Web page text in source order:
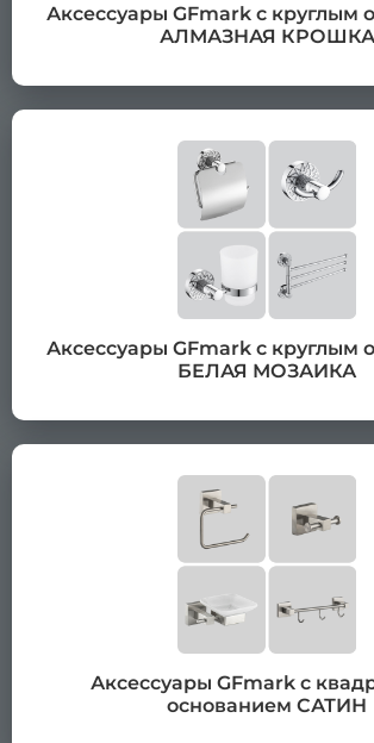
Аксессуары GFmark с круглым
АЛМАЗНАЯ КРОШКА
Аксессуары GFmark с круглым
БЕЛАЯ МОЗАИКА
Аксессуары GFmark с
основанием САТИН